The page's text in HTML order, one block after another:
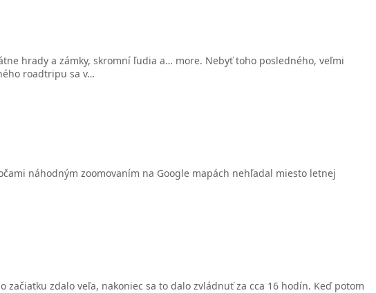
hrady a zámky, skromní ľudia a… more. Nebyť toho posledného, veľmi
roadtripu sa v…
náhodným zoomovaním na Google mapách nehľadal miesto letnej
zdalo veľa, nakoniec sa to dalo zvládnuť za cca 16 hodín. Keď potom